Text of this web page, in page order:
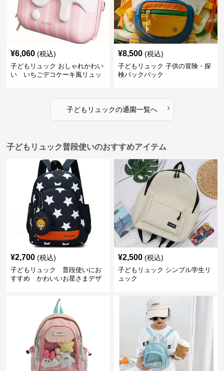
¥6,060 (税込)
子どもリュック おしゃれかわい
い いちごデコケーキ風リュッ
¥8,500 (税込)
子どもリュック 子供の冒険・探
検バックパック
子どもリュックの通園一覧へ ›
子どもリュック普段使いのおすすめアイテム
¥2,700 (税込)
子どもリュック 普段使いにお
すすめ かわいいお星さまデザ
¥2,500 (税込)
子どもリュック シンプル学生リ
ュック